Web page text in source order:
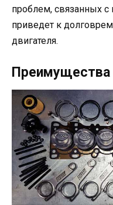
проблем, связанных с
приведет к
двигателя.
Преимущества